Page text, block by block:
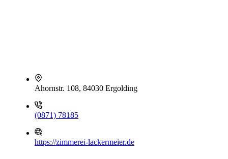
Ahornstr. 108, 84030 Ergolding
(0871) 78185
https://zimmerei-lackermeier.de